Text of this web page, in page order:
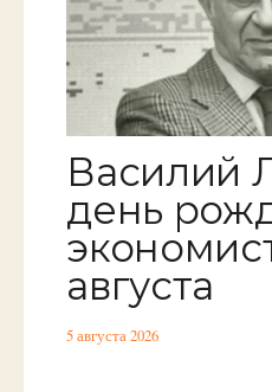
Василий
день
августа
5 августа 2026